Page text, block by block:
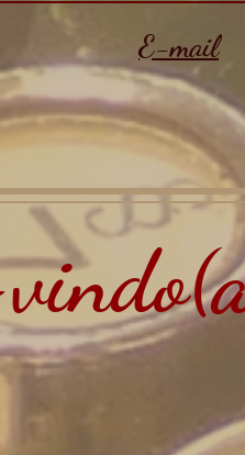
E-mail